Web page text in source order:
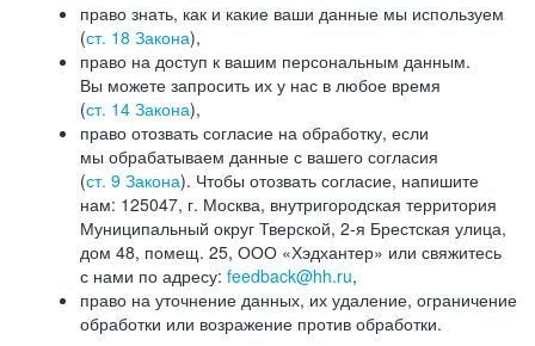
право знать, как и какие ваши данные мы используем
(ст. 18 Закона),
право на доступ к вашим персональным данным.
Вы можете запросить их у нас в любое время
(ст. 14 Закона),
право отозвать согласие на обработку, если
мы обрабатываем данные с вашего согласия
(ст. 9 Закона). Чтобы отозвать согласие, напишите
нам: 125047, г. Москва, внутригородская территория
Муниципальный округ Тверской, 2-я Брестская улица,
дом 48, помещ. 25, ООО «Хэдхантер» или свяжитесь
с нами по адресу: feedback@hh.ru,
право на уточнение данных, их удаление, ограничение
обработки или возражение против обработки.